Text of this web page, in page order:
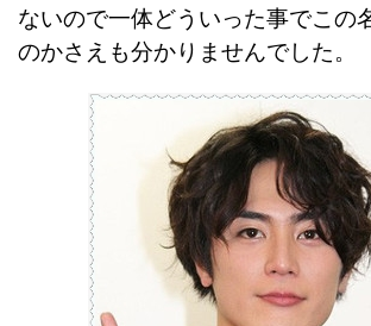
ないので一体どういった事でこの
のかさえも分かりませんでした。